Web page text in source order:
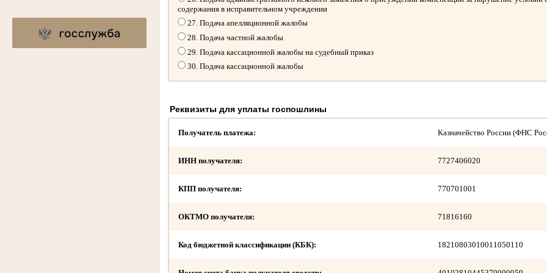
содержания в исправительном учреждении
27. Подача апелляционной жалобы
28. Подача частной жалобы
29. Подача кассационной жалобы на судебный приказ
30. Подача кассационной жалобы
Реквизиты для уплаты госпошлины
Получатель платежа: Казначейство России (ФНС
ИНН получателя: 7727406020
КПП получателя: 770701001
ОКТМО получателя: 71816160
Код бюджетной классификации (КБК): 18210803010011050110